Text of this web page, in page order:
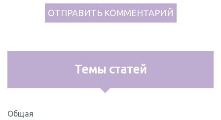
Темы статей
Общая